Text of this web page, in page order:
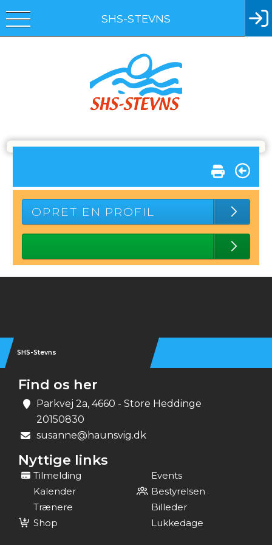
SHS-STEVNS
OPRET EN PROFIL
SHS-Stevns
Find os her
Parkvej 2a, 4660 - Store Heddinge
20150830
susanne@haunsvig.dk
Nyttige links
Tilmelding
Events
Kalender
Bestyrelsen
Trænere
Billeder
Shop
Lukkedage